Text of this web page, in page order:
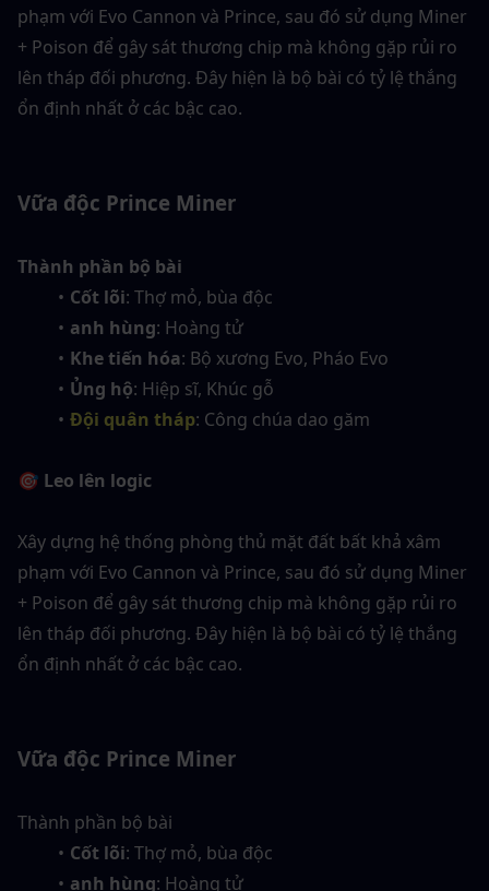
phạm với Evo Cannon và Prince, sau đó sử dụng Miner
+ Poison để gây sát thương chip mà không gặp rủi ro
lên tháp đối phương. Đây hiện là bộ bài có tỷ lệ thắng
ổn định nhất ở các bậc cao.
Vữa độc Prince Miner
Thành phần bộ bài
Cốt lõi: Thợ mỏ, bùa độc
anh hùng: Hoàng tử
Khe tiến hóa: Bộ xương Evo, Pháo Evo
Ủng hộ: Hiệp sĩ, Khúc gỗ
Đội quân tháp: Công chúa dao găm
🎯 Leo lên logic
Xây dựng hệ thống phòng thủ mặt đất bất khả xâm
phạm với Evo Cannon và Prince, sau đó sử dụng Miner
+ Poison để gây sát thương chip mà không gặp rủi ro
lên tháp đối phương. Đây hiện là bộ bài có tỷ lệ thắng
ổn định nhất ở các bậc cao.
Vữa độc Prince Miner
Thành phần bộ bài
Cốt lõi: Thợ mỏ, bùa độc
anh hùng: Hoàng tử